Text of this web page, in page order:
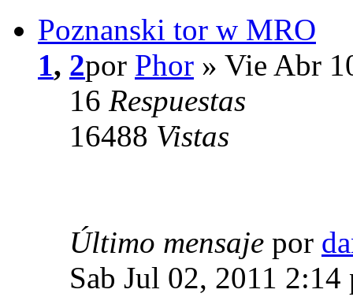
Poznanski tor w MRO
1, 2por Phor » Vie Abr
16 Respuestas
16488 Vistas
Último mensaje por
Sab Jul 02, 2011 2:14